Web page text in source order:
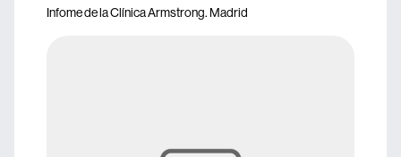
Infome de la Clínica Armstrong. Madrid